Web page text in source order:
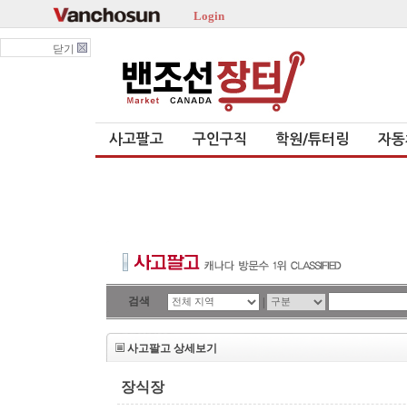
Login
닫기
사고팔고 구인구직 학원/튜터링 자
검색 |
사고팔고 상세보기
장식장